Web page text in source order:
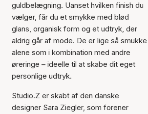
guldbelægning. Uanset hvilken finish du
vælger, får du et smykke med blød
glans, organisk form og et udtryk, der
aldrig går af mode. De er lige så smukke
alene som i kombination med andre
øreringe – ideelle til at skabe dit eget
personlige udtryk.
Studio.Z er skabt af den danske
designer Sara Ziegler, som forener